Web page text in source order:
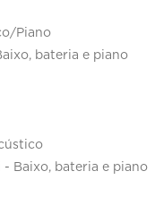
Piano
bateria e piano
- Baixo, bateria e piano